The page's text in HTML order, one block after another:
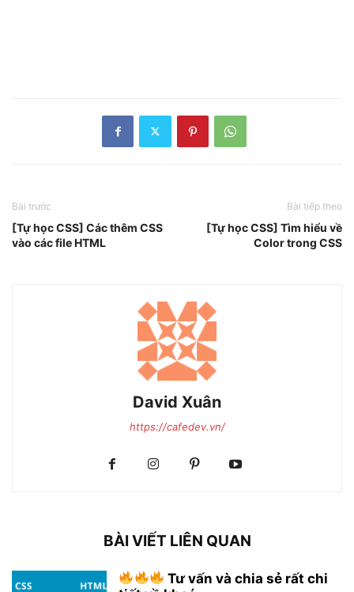
Bài trước
[Tự học CSS] Các thêm CSS
vào các file HTML
Bài tiếp theo
[Tự học CSS] Tìm hiểu về
Color trong CSS
David Xuân
https://cafedev.vn/
BÀI VIẾT LIÊN QUAN
Tư vấn và chia sẻ rất chi